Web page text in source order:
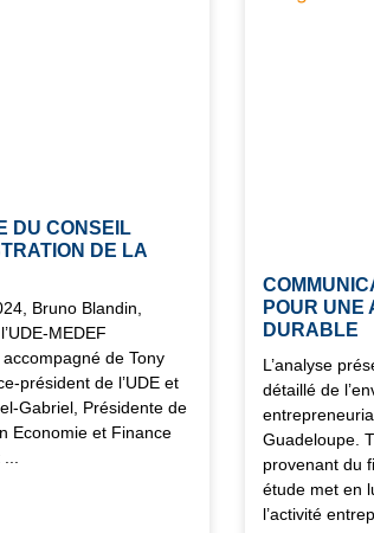
DU CONSEIL
DE LA
Bruno Blandin,
MEDEF
de Tony
président de l’UDE et
Gabriel, Présidente de
Economie et Finance
POUR UNE
DURABLE
L’analyse
détaillé de
Guadeloupe.
provenant du
étude met en
l’activité